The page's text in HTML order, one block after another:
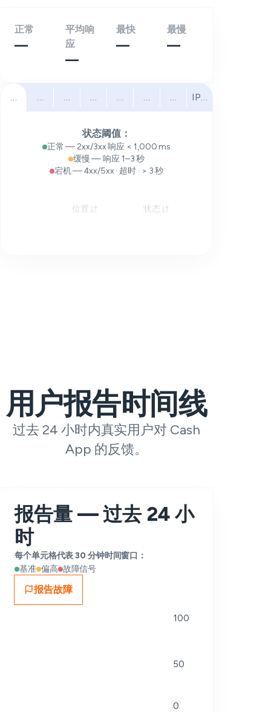
正常
—
平均响
应
—
最快
—
最慢
—
全部 北美 南美 欧洲 中东 非洲 亚太 IPv6
状态阈值：
正常 — 2xx/3xx 响应 < 1,000 ms
缓慢 — 响应 1–3 秒
宕机 — 4xx/5xx · 超时 · > 3 秒
位置 状态
用户报告时间线
过去 24 小时内真实用户对 Cash
App 的反馈。
报告量 — 过去 24 小
时
每个单元格代表 30 分钟时间窗口：
基准 偏高 故障信号
报告故障
100
50
0